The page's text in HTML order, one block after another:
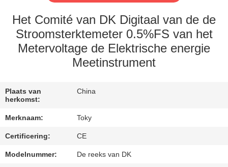
ONGEVEER
ONS
FABRIEKSREIS
KWALITEITSCONTROLE
CONTACTEER
ONS
Het Comité van DK Digitaal van de de
Stroomsterktemeter 0.5%FS van het
Metervoltage de Elektrische energie
Meetinstrument
Plaats van
herkomst:
China
Merknaam: Toky
Certificering: CE
Modelnummer: De reeks van DK